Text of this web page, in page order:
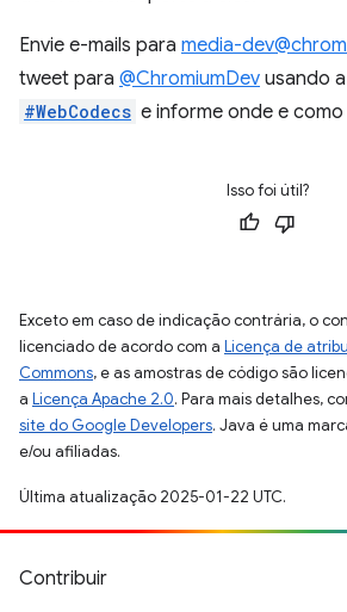
Envie e-mails para media-
tweet para @ChromiumDev usando
#WebCodecs e informe onde e
Isso foi útil?
Exceto em caso de indicação contrária, o
licenciado de acordo com a Licença de
Commons, e as amostras de código são
a Licença Apache 2.0. Para mais detalhes,
site do Google Developers. Java é uma
e/ou afiliadas.
Última atualização 2025-01-22 UTC.
Contribuir